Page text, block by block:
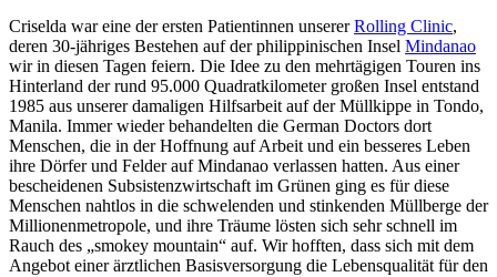
Criselda war eine der ersten Patientinnen unsererRolling Clinic,
deren 30-jähriges Bestehen auf der philippinischen Insel Mindanao
wir in diesen Tagen feiern. Die Idee zu den mehrtägigen Touren ins
Hinterland der rund 95.000 Quadratkilometer großen Insel entstand
1985 aus unserer damaligen Hilfsarbeit auf der Müllkippe in Tondo,
Manila. Immer wieder behandelten die German Doctors dort
Menschen, die in der Hoffnung auf Arbeit und ein besseres Leben
ihre Dörfer und Felder auf Mindanao verlassen hatten. Aus einer
bescheidenen Subsistenzwirtschaft im Grünen ging es für diese
Menschen nahtlos in die schwelenden und stinkenden Müllberge der
Millionenmetropole, und ihre Träume lösten sich sehr schnell im
Rauch des „smokey mountain“ auf. Wir hofften, dass sich mit dem
Angebot einer ärztlichen Basisversorgung die Lebensqualität für den